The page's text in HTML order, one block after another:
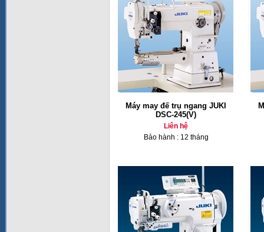
Máy may đế trụ ngang JUKI
DSC-245(V)
Liên hệ
Bảo hành : 12 tháng